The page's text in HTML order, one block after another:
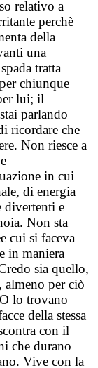
relativo a
perchè
della
una
tratta
chiunque
lui; il
parlando
ricordare che
Non riesce a
in cui
di energia
divertenti e
Non sta
cui si faceva
in maniera
sia quello,
almeno per ciò
lo trovano
della stessa
con il
che durano
Vive con la